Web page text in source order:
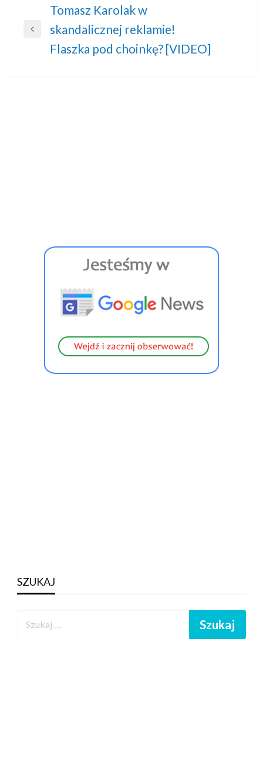
Nawigacja
wpisu
Previous
Tomasz Karolak w
skandalicznej reklamie!
Flaszka pod choinkę? [VIDEO]
SZUKAJ